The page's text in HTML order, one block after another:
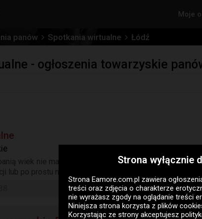
Moje
panów Spotkania wirtualne Łódź
- ogłoszenia towarzyskie
wiek nie ma znaczenia ale to czego pragniesz,
lub po prostu nie odpisuj z góry usprawiedliwiam twoją
Strona wyłącznie
Strona Eamore.com.pl zawiera
treści oraz zdjęcia o charakterze
nie wyrażasz zgody na oglądanie treści
Niniejsza strona korzysta z plików
Korzystając ze strony akceptujesz